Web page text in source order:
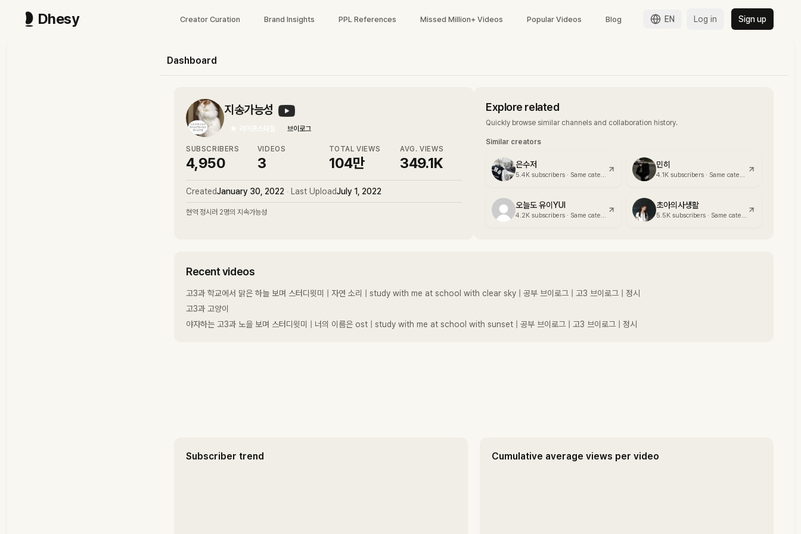
Dhesy Creator Curation Brand Insights PPL References Missed Million+ Videos Popular Videos Blog EN Log in Sign up
Dashboard
지송가능성
★ 라이프스타일 브이로그
SUBSCRIBERS
4,950
VIDEOS
3
TOTAL VIEWS
104만
AVG. VIEWS
349.1K
CreatedJanuary 30, 2022 Last UploadJuly 1, 2022
현역 정시러 2명의 지속가능성
Explore related
Quickly browse similar channels and collaboration history.
Similar creators
은수저
5.4K subscribers · Same category
민히
4.1K subscribers· Same category
오늘도 유이YUI
4.2K subscribers · Same category
초아의사생활
5.5K subscribers· Same category
Recent videos
고3과 학교에서 맑은 하늘 보며 스터디윗미 | 자연 소리 | study with me at school with clear sky | 공부 브이로그 | 고3 브이로그 | 정시
고3과 고양이
야자하는 고3과 노을 보며 스터디윗미 | 너의 이름은 ost | study with me at school with sunset | 공부 브이로그 | 고3 브이로그 | 정시
Subscriber trend Cumulative average views per video